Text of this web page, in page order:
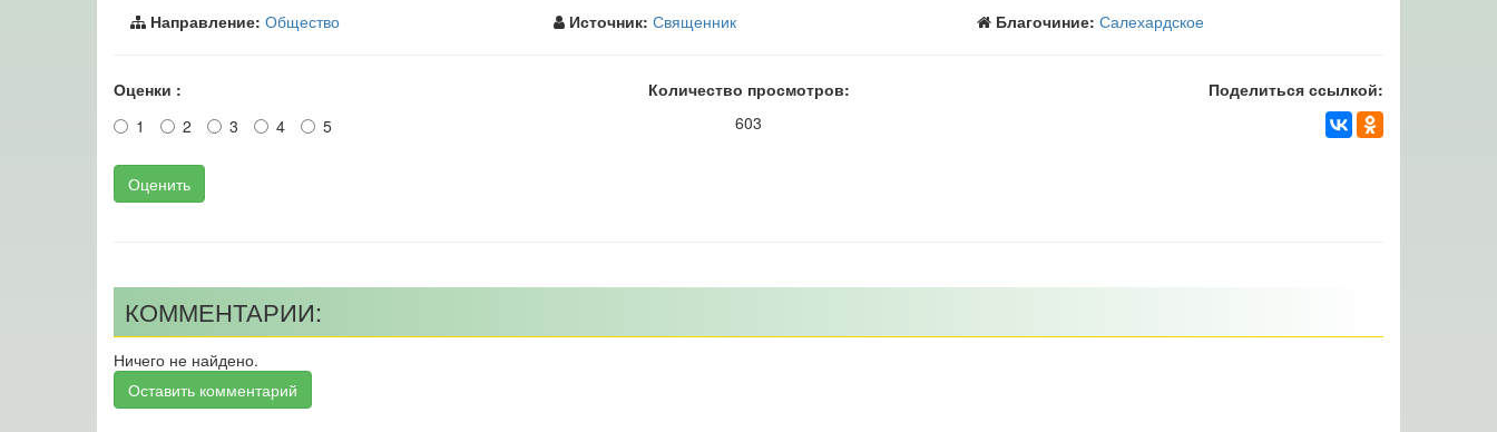
Направление: Общество Источник: Священник Благочиние: Салехардское
Оценки :
1
2 3 4 5
Оценить
Количество просмотров:
603
Поделиться ссылкой:
КОММЕНТАРИИ:
Ничего не найдено.
Оставить комментарий